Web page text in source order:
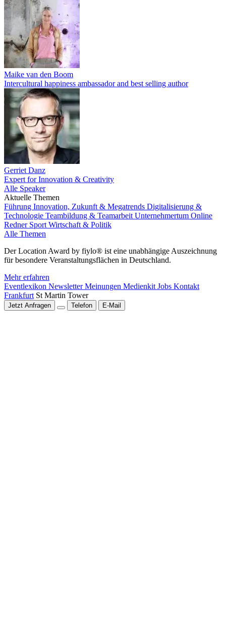
Maike van den Boom
Intercultural happiness ambassador and best selling author
Gerriet Danz
Expert for Innovation & Creativity
Alle Speaker
Aktuelle Themen
Führung Innovation, Zukunft & Megatrends Digitalisierung &
Technologie Teambildung & Teamarbeit Unternehmertum Online
Redner Sport Wirtschaft & Politik
Alle Themen
Der Location Award by fiylo® ist eine unabhängige Auszeichnung
für besondere Veranstaltungsflächen in Deutschland.
Mehr erfahren
Eventlexikon NewsletterMeinungen Medienkit Jobs Kontakt
Frankfurt St Martin Tower
Jetzt Anfragen Telefon E-Mail